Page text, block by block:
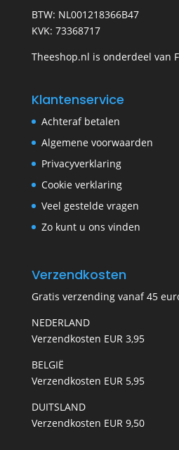
BTW: NL001218366B47
KVK: 73368717
Theeshop.nl is onderdeel van
Klantenservice
Achteraf betalen
Algemene voorwaarden
Privacyverklaring
Cookie verklaring
Veel gestelde vragen
Zo kunt u ons vinden
Verzendkosten
Gratis verzending vanaf 45
NEDERLAND
Verzendkosten EUR 3,95
BELGIË
Verzendkosten EUR 5,95
DUITSLAND
Verzendkosten EUR 9,50